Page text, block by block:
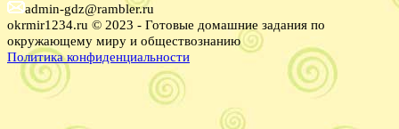
admin-gdz@rambler.ru
okrmir1234.ru © 2023 - Готовые домашние задания по
окружающему миру и обществознанию
Политика конфиденциальности